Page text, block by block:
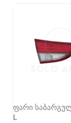
ფარი
L